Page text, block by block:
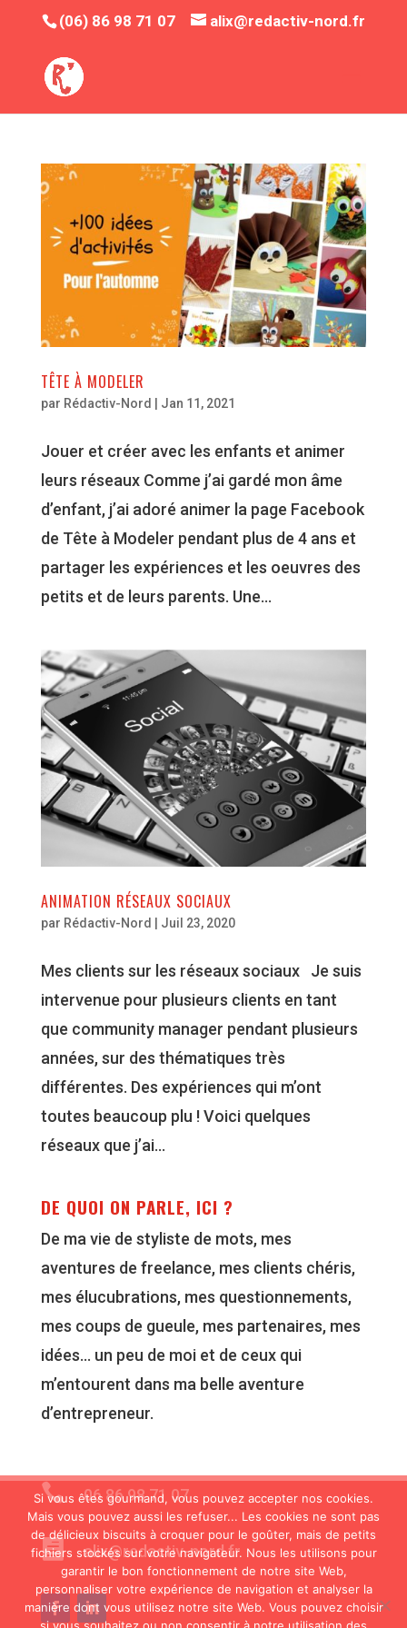
(06) 86 98 71 07 alix@redactiv-nord.fr
TÊTE À MODELER
par Rédactiv-Nord | Jan 11, 2021
Jouer et créer avec les enfants et animer
leurs réseaux Comme j’ai gardé mon âme
d’enfant, j’ai adoré animer la page Facebook
de Tête à Modeler pendant plus de 4 ans et
partager les expériences et les oeuvres des
petits et de leurs parents. Une...
ANIMATION RÉSEAUX SOCIAUX
par Rédactiv-Nord | Juil 23, 2020
Mes clients sur les réseaux sociaux Je suis
intervenue pour plusieurs clients en tant
que community manager pendant plusieurs
années, sur des thématiques très
différentes. Des expériences qui m’ont
toutes beaucoup plu ! Voici quelques
réseaux que j’ai...
DE QUOI ON PARLE, ICI ?
De ma vie de styliste de mots, mes
aventures de freelance, mes clients chéris,
mes élucubrations, mes questionnements,
mes coups de gueule, mes partenaires, mes
idées… un peu de moi et de ceux qui
m’entourent dans ma belle aventure
d’entrepreneur.
 06 86 98 71 07
 alix@redactiv-nord.fr
Si vous êtes gourmand, vous pouvez accepter nos cookies.
Mais vous pouvez aussi les refuser... Les cookies ne sont pas
de délicieux biscuits à croquer pour le goûter, mais de petits
fichiers stockés sur votre navigateur. Nous les utilisons pour
garantir le bon fonctionnement de notre site Web,
personnaliser votre expérience de navigation et analyser la
manière dont vous utilisez notre site Web. Vous pouvez choisir